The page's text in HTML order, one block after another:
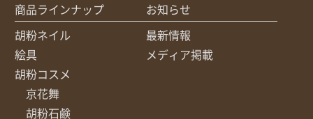
商品ラインナップ
胡粉ネイル
絵具
胡粉コスメ
京花舞
胡粉石鹸
お知らせ
最新情報
メディア掲載